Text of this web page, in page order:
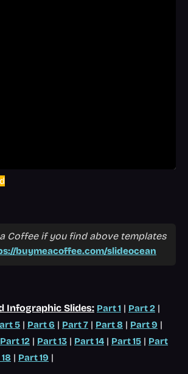
Coffee if you find above templates
buymeacoffee.com/slideocean
Infographic Slides: Part 1 | Part 2 |
5 | Part 6 | Part 7 | Part 8 | Part 9 |
Part 12 | Part 13 | Part 14 | Part 15 | Part
| Part 19 |